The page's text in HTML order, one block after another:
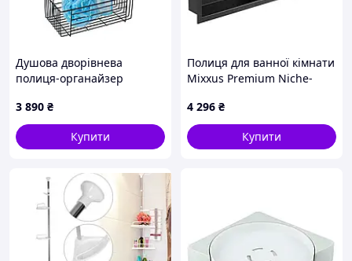
Душова дворівнева
полиця-органайзер
срібляста
3 890 ₴
Купити
Полиця для ванної кімнати
Mixxus Premium Niche-
4 296 ₴
Купити